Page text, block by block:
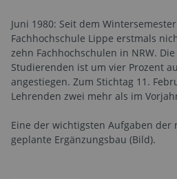
Juni 1980: Seit dem
Fachhochschule Lippe erstmals
zehn Fachhochschulen in NRW.
Studierenden ist um vier Prozent
angestiegen. Zum Stichtag 11.
Lehrenden zwei mehr als im
Eine der wichtigsten Aufgaben der
geplante Ergänzungsbau (Bild).